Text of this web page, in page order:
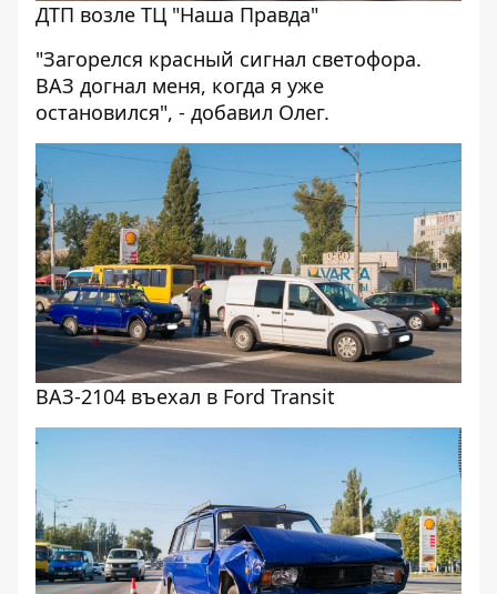
ДТП возле ТЦ "Наша Правда"
"Загорелся красный сигнал светофора.
ВАЗ догнал меня, когда я уже
остановился", - добавил Олег.
ВАЗ-2104 въехал в Ford Transit